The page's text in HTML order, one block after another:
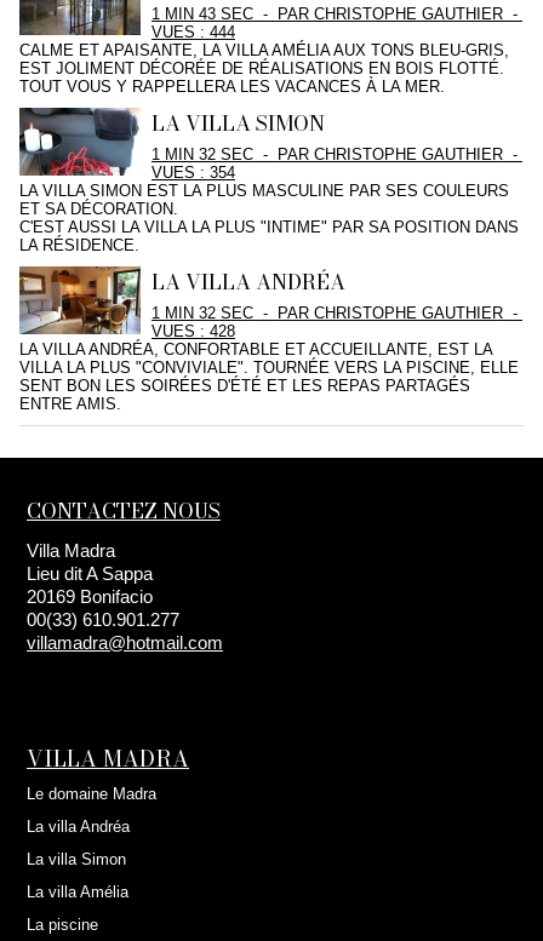
1 MIN 43 SEC- PAR CHRISTOPHE GAUTHIER-
VUES : 444
CALME ET APAISANTE, LA VILLA AMÉLIA AUX TONS BLEU-GRIS,
EST JOLIMENT DÉCORÉE DE RÉALISATIONS EN BOIS FLOTTÉ.
TOUT VOUS Y RAPPELLERA LES VACANCES À LA MER.
LA VILLA SIMON
1 MIN 32 SEC- PAR CHRISTOPHE GAUTHIER-
VUES : 354
LA VILLA SIMON EST LA PLUS MASCULINE PAR SES COULEURS
ET SA DÉCORATION.
C'EST AUSSI LA VILLA LA PLUS "INTIME" PAR SA POSITION DANS
LA RÉSIDENCE.
LA VILLA ANDRÉA
1 MIN 32 SEC- PAR CHRISTOPHE GAUTHIER-
VUES : 428
LA VILLA ANDRÉA, CONFORTABLE ET ACCUEILLANTE, EST LA
VILLA LA PLUS "CONVIVIALE". TOURNÉE VERS LA PISCINE, ELLE
SENT BON LES SOIRÉES D'ÉTÉ ET LES REPAS PARTAGÉS
ENTRE AMIS.
CONTACTEZ NOUS
Villa Madra
Lieu dit A Sappa
20169 Bonifacio
00(33) 610.901.277
villamadra@hotmail.com
VILLA MADRA
Le domaine Madra
La villa Andréa
La villa Simon
La villa Amélia
La piscine